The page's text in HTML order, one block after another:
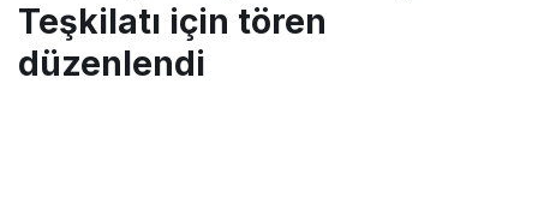
Teşkilatı için tören
düzenlendi